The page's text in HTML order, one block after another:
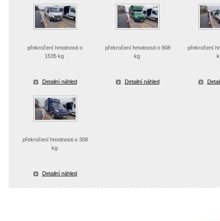
překročení hmotnosti o
1535 kg
Detailní náhled
překročení hmotnosti o 908
kg
Detailní náhled
překročení
překročení hmotnosti o 308
kg
Detailní náhled